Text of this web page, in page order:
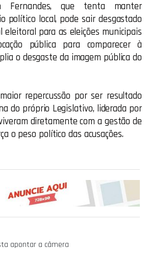
Fernandes, que tenta manter
político local, pode sair desgastado
eleitoral para as eleições municipais
pública para comparecer à
o desgaste da imagem pública do
repercussão por ser resultado
do próprio Legislativo, liderada por
diretamente com a gestão de
o peso político das acusações.
apontar a câmera